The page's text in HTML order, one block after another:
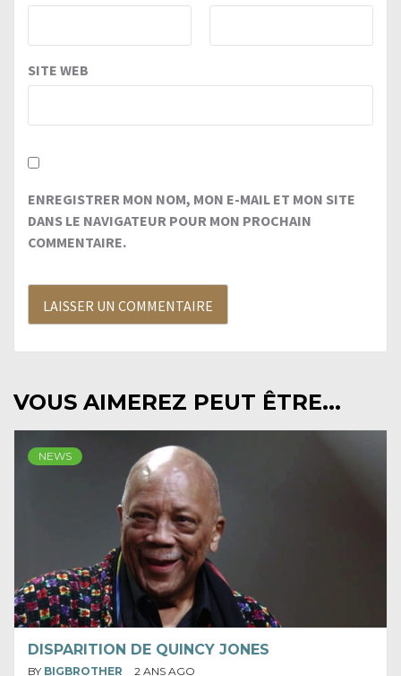
SITE WEB
ENREGISTRER MON NOM, MON E-MAIL ET MON SITE
DANS LE NAVIGATEUR POUR MON PROCHAIN
COMMENTAIRE.
VOUS AIMEREZ PEUT ÊTRE...
NEWS
DISPARITION DE QUINCY JONES
BY BIGBROTHER 2 ANS AGO